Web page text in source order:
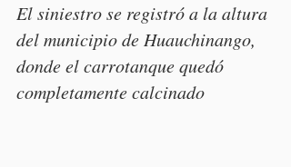
El siniestro se registró a la altura
del municipio de Huauchinango,
donde el carrotanque quedó
completamente calcinado